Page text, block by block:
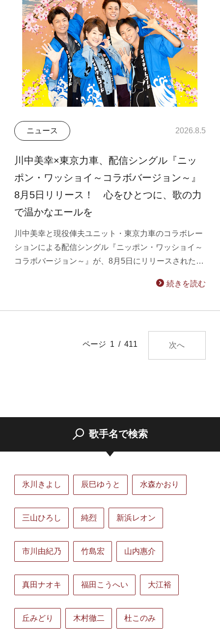
ニュース 2026.8.5
川中美幸×東京力車、配信シングル『ニッ
ポン・ワッショイ～コラボバージョン～』
8月5日リリース！ 心をひとつに、歌の力
で温かなエールを
川中美幸と現役俥夫ユニット・東京力車のコラボレー
ションによる配信シングル『ニッポン・ワッショイ～
コラボバージョン～』が、8月5日にリリースされた…
続きを読む
ページ 1 / 411 次へ
歌手名で検索
氷川きよし 辰巳ゆうと 水森かおり
三山ひろし 純烈 新浜レオン
市川由紀乃 竹島宏 山内惠介
真田ナオキ 福田こうへい 大江裕
丘みどり 木村徹二 杜このみ